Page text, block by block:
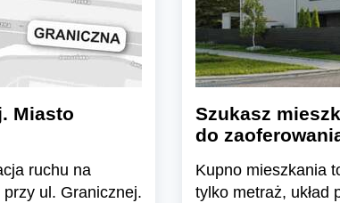
Miasto
ruchu na
ul. Granicznej.
Szukasz
do
Kupno mieszkania
tylko metraż, układ